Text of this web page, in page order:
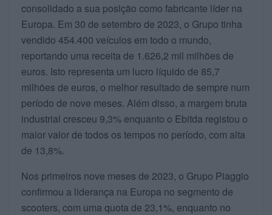
consolidado a sua posição como fabricante líder na
Europa. Em 30 de setembro de 2023, o Grupo tinha
vendido 454.400 veículos em todo o mundo,
reportando uma receita de 1.626,2 mil milhões de
euros. Isto representa um lucro líquido de 85,7
milhões de euros, o melhor resultado de sempre num
período de nove meses. Além disso, a margem bruta
industrial cresceu 9,3% enquanto o Ebitda registou o
maior valor de todos os tempos no período, com alta
de 13,8%.
Nos primeiros nove meses de 2023, o Grupo Piaggio
confirmou a liderança na Europa no segmento de
scooters, com uma quota de 23,1%, enquanto no